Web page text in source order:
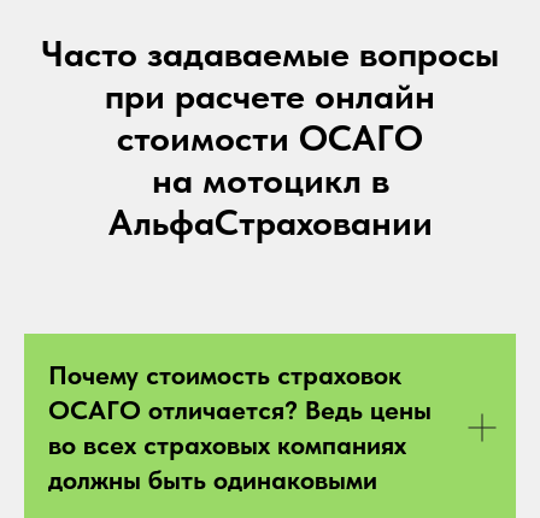
Часто задаваемые вопросы
при расчете онлайн
стоимости ОСАГО
на мотоцикл в
АльфаСтраховании
Почему стоимость страховок
ОСАГО отличается? Ведь цены
во всех страховых компаниях
должны быть одинаковыми